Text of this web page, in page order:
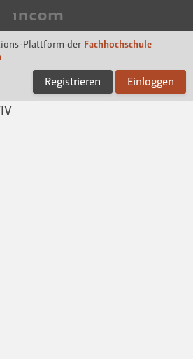
Plattform der Fachhochschule
Registrieren Einloggen